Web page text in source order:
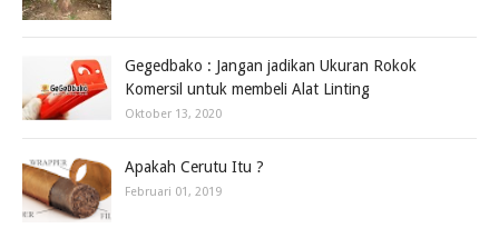
Gegedbako : Jangan jadikan Ukuran Rokok
Komersil untuk membeli Alat Linting
Oktober 13, 2020
Apakah Cerutu Itu ?
Februari 01, 2019